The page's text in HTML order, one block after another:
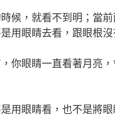
候，就看不到明；當
用眼睛去看，跟眼根
你眼睛一直看著月亮
用眼睛看，也不是將